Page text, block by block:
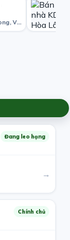
800 Triệu · Thới Hòa, Bến Cát, Binh Duong, Vietnam
Đang leo hạng
→
Chính chủ